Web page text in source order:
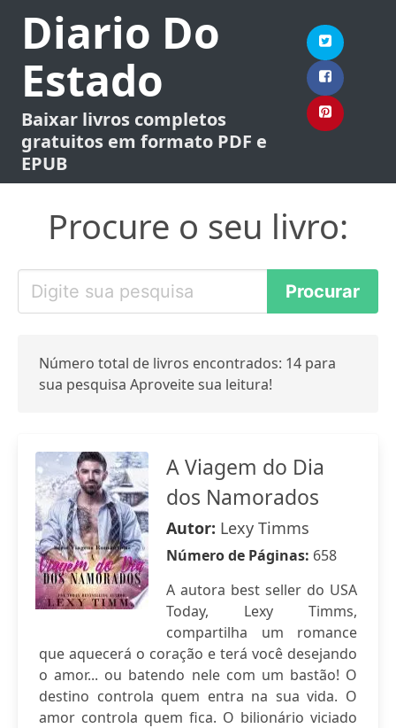
Diario Do
Estado
Baixar livros completos
gratuitos em formato PDF e
EPUB
Procure o seu livro:
Número total de livros encontrados: 14 para
sua pesquisa Aproveite sua leitura!
A Viagem do Dia
dos Namorados
Autor: Lexy Timms
Número de Páginas: 658
A autora best seller do USA
Today, Lexy Timms,
compartilha um romance
que aquecerá o coração e terá você desejando
o amor... ou batendo nele com um bastão! O
destino controla quem entra na sua vida. O
amor controla quem fica. O bilionário viciado